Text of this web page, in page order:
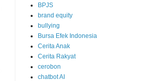
BPJS
brand equity
bullying
Bursa Efek Indonesia
Cerita Anak
Cerita Rakyat
cerobon
chatbot AI